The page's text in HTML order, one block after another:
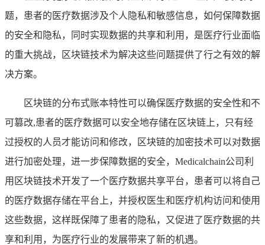
题，患者的医疗数据涉及个人隐私和敏感信息，如何保障数据
的安全和隐私，同时实现数据的共享和利用，是医疗行业面临
的重大挑战，区块链技术为解决这些问题提供了行之有效的解
决方案。
区块链的分布式账本特性可以确保医疗数据的安全性和不
可篡改,患者的医疗数据可以安全地存储在区块链上，只有经
过授权的人员才能访问和修改，区块链的加密技术可以对数据
进行加密处理，进一步保障数据的安全，Medicalchain公司利
用区块链技术开发了一个医疗数据共享平台，患者可以将自己
的医疗数据存储在平台上，并授权医生和医疗机构访问和使用
这些数据，这样既保障了患者的隐私，又促进了医疗数据的共
享和利用，为医疗行业的发展带来了新的机遇。